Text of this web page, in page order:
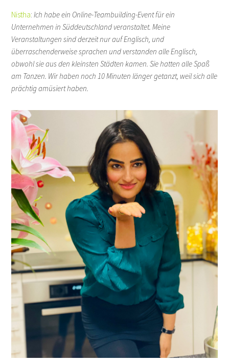
Nistha:Ich habe ein Online-Teambuilding-Event für ein
Unternehmen in Süddeutschland veranstaltet. Meine
Veranstaltungen sind derzeit nur auf Englisch, und
überraschenderweise sprachen und verstanden alle Englisch,
obwohl sie aus den kleinsten Städten kamen. Sie hatten alle Spaß
am Tanzen. Wir haben noch 10 Minuten länger getanzt, weil sich alle
prächtig amüsiert haben.